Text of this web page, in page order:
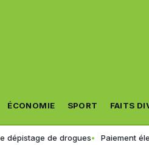
ÉCONOMIE SPORT FAITS
drogues Paiement électronique